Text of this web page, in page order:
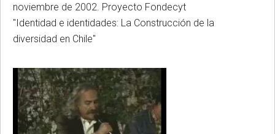
noviembre de 2002. Proyecto Fondecyt
"Identidad e identidades: La Construcción de la
diversidad en Chile"